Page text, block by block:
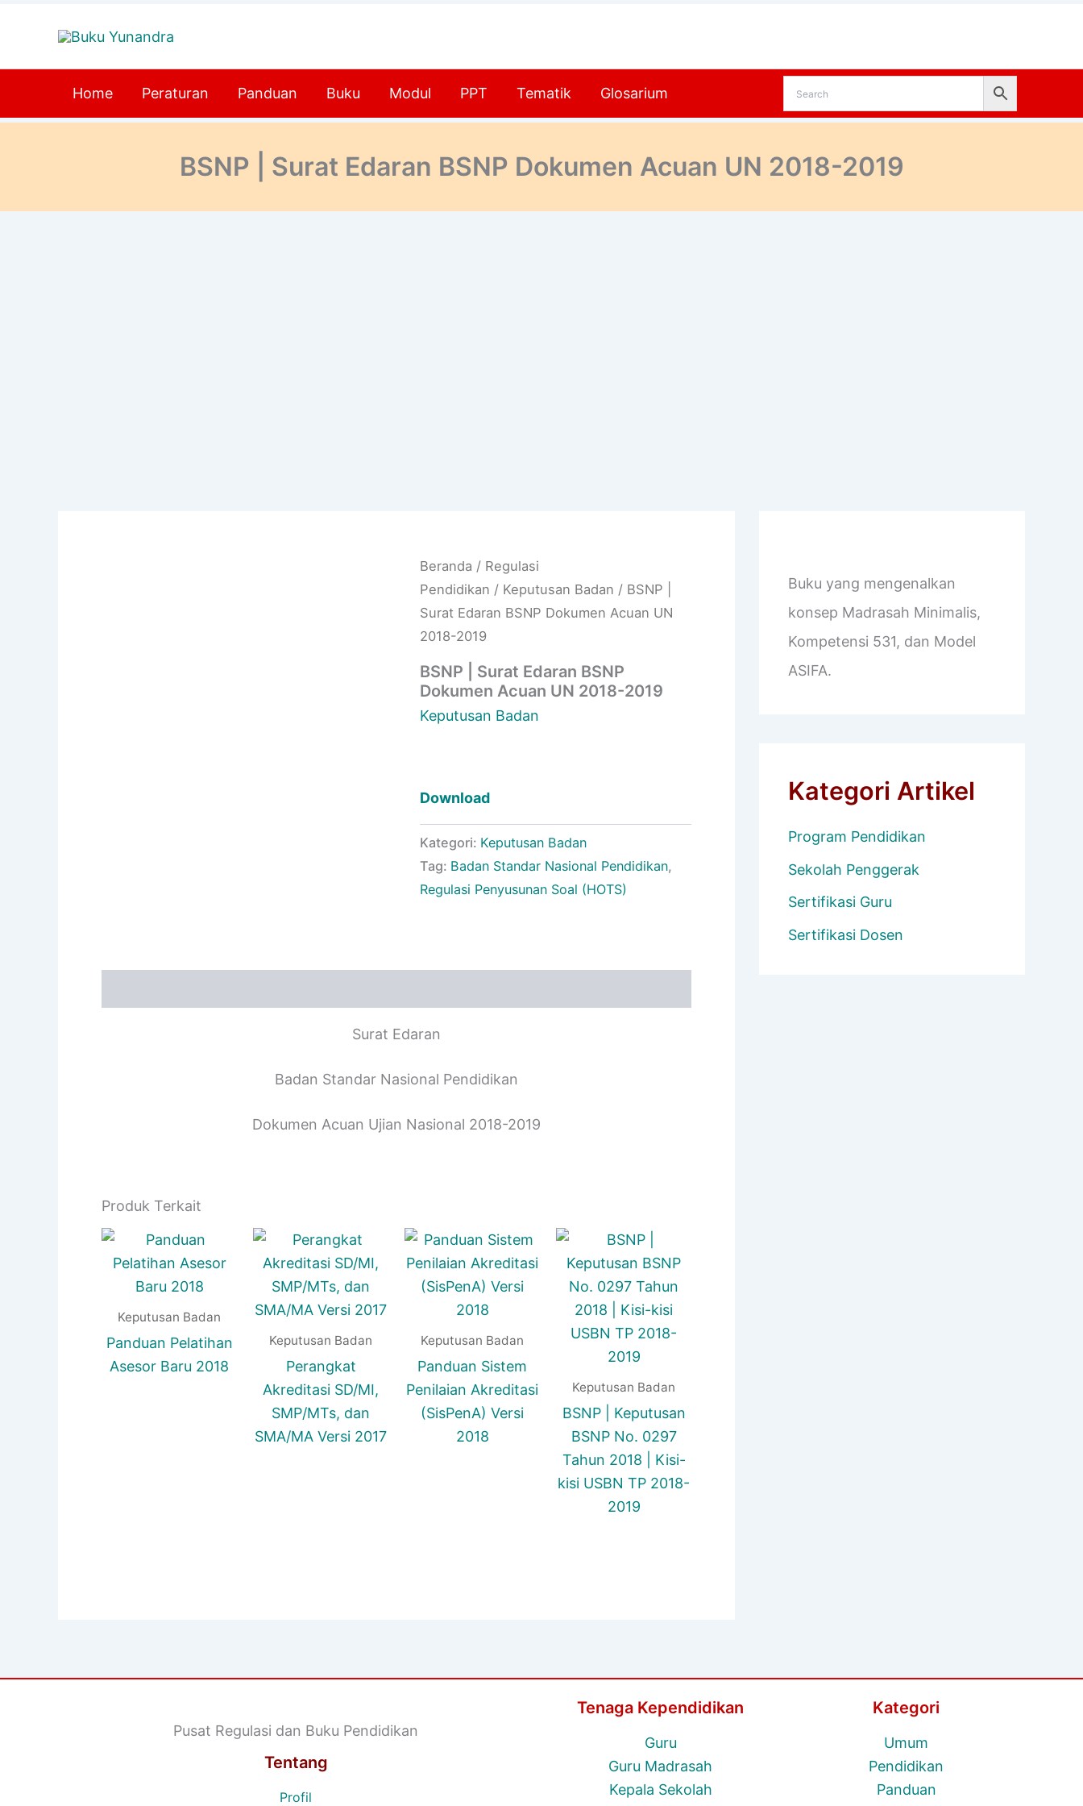
Home Peraturan Panduan Buku Modul PPT Tematik Glosarium
BSNP | Surat Edaran BSNP Dokumen Acuan UN 2018-2019
Beranda / Regulasi
Pendidikan / Keputusan Badan / BSNP |
Surat Edaran BSNP Dokumen Acuan UN
2018-2019
BSNP | Surat Edaran BSNP
Dokumen Acuan UN 2018-2019
Keputusan Badan
Download
Kategori: Keputusan Badan
Tag: Badan Standar Nasional Pendidikan,
Regulasi Penyusunan Soal (HOTS)
Surat Edaran
Badan Standar Nasional Pendidikan
Dokumen Acuan Ujian Nasional 2018-2019
Produk Terkait
Keputusan Badan
Panduan Pelatihan
Asesor Baru 2018
Keputusan Badan
Perangkat
Akreditasi SD/MI,
SMP/MTs, dan
SMA/MA Versi 2017
Keputusan Badan
Panduan Sistem
Penilaian Akreditasi
(SisPenA) Versi
2018
Keputusan Badan
BSNP | Keputusan
BSNP No. 0297
Tahun 2018 | Kisi-
kisi USBN TP 2018-
2019
Buku yang mengenalkan
konsep Madrasah Minimalis,
Kompetensi 531, dan Model
ASIFA.
Kategori Artikel
Program Pendidikan
Sekolah Penggerak
Sertifikasi Guru
Sertifikasi Dosen
Pusat Regulasi dan Buku Pendidikan
Tentang
Profil
Tenaga Kependidikan
Guru
Guru Madrasah
Kepala Sekolah
Kategori
Umum
Pendidikan
Panduan